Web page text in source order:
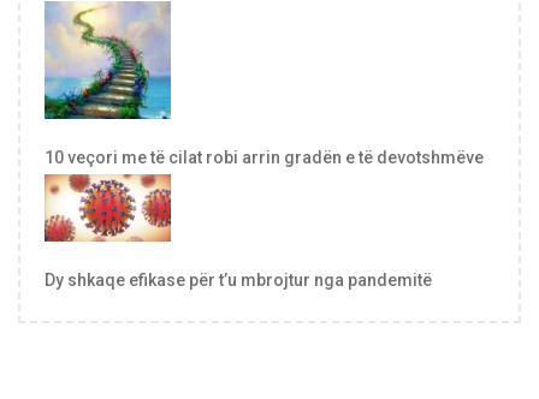
10 veçori me të cilat robi arrin gradën e të devotshmëve
Dy shkaqe efikase për t’u mbrojtur nga pandemitë